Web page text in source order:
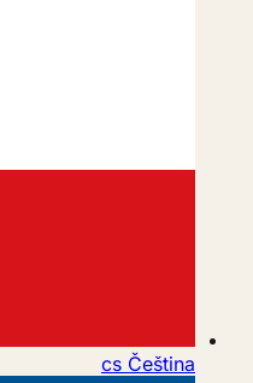
cs Čeština